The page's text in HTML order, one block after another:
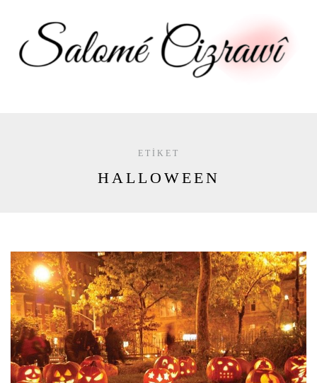
ETIKET
HALLOWEEN